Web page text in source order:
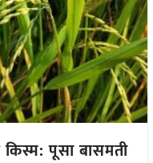
पूसा बासमती